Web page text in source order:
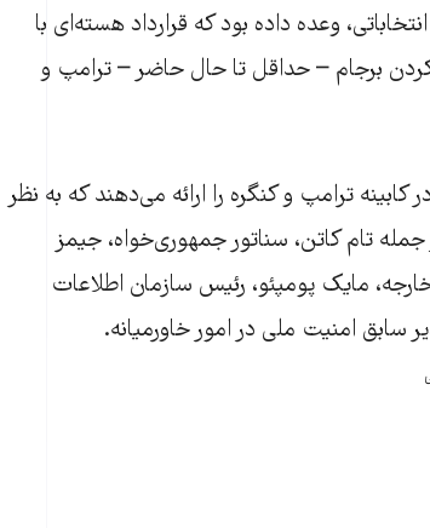
وعده داده بود که قرارداد هسته‌ای با
کردن برجام – حداقل تا حال حاضر – ترامپ و
کابینه ترامپ و کنگره را ارائه می‌دهند که به نظر
تام کاتن، سناتور جمهوری‌خواه، جیمز
مایک پومپئو، رئیس سازمان اطلاعات
سابق امنیت ملی در امور خاورمیانه.